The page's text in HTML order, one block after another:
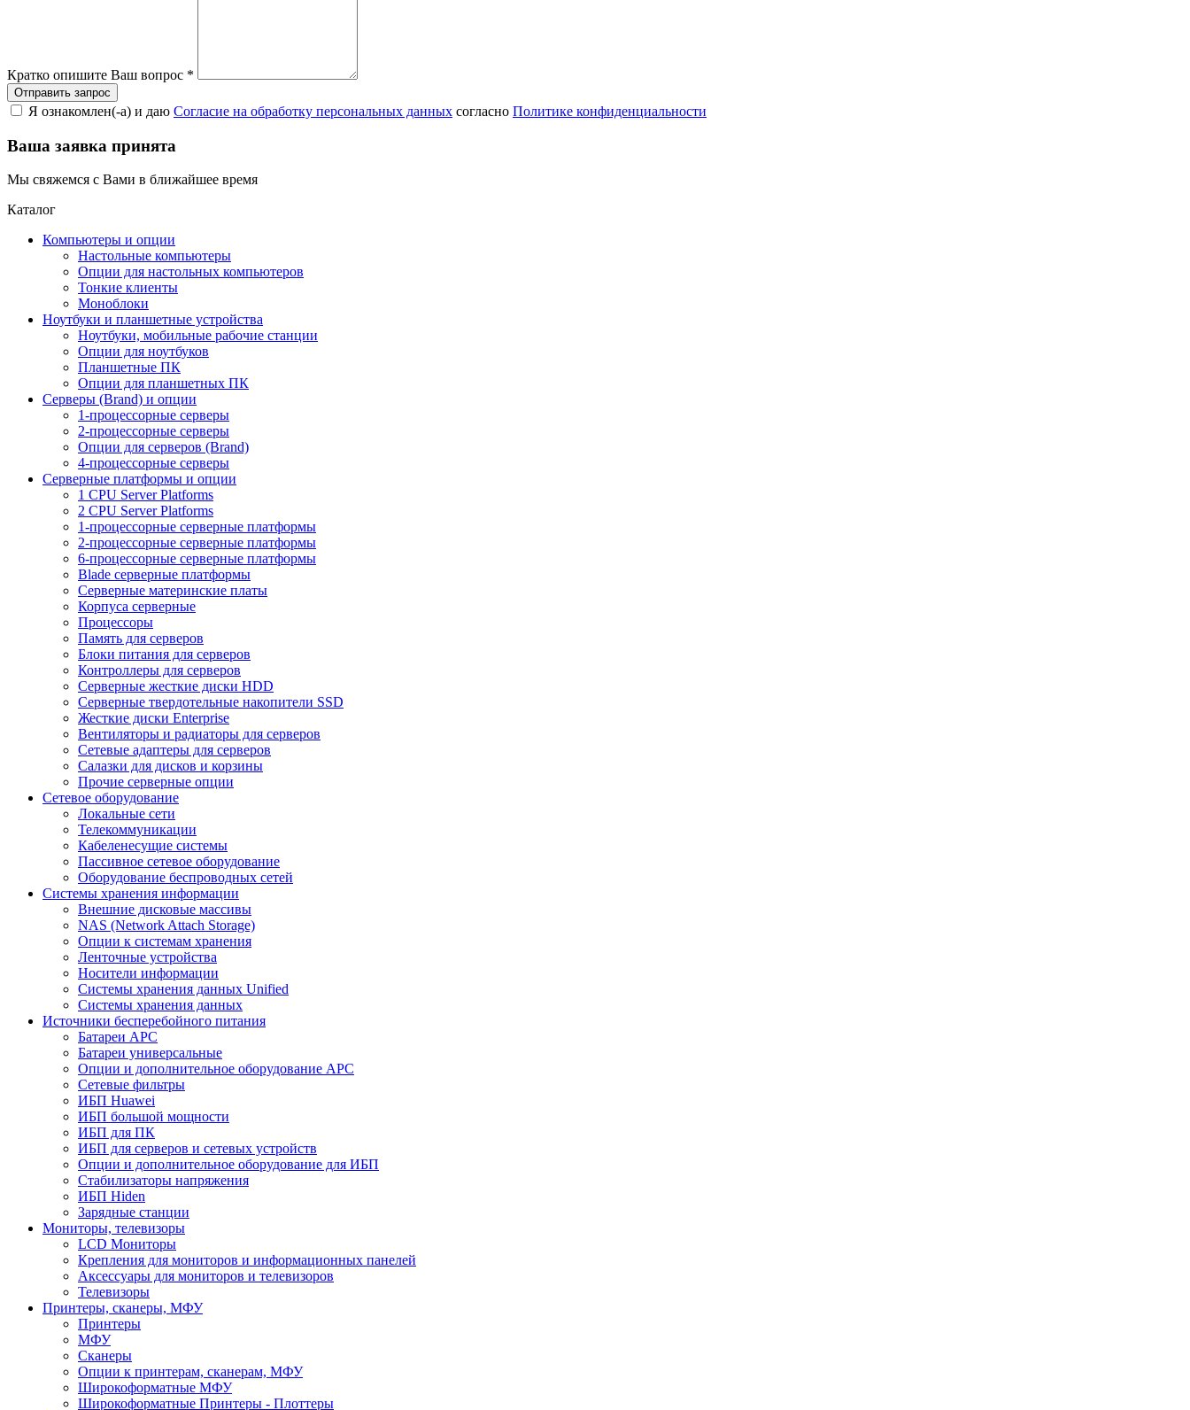
Кратко опишите Ваш вопрос *
Я ознакомлен(-а) и даю Согласие на обработку персональных данных согласно Политике конфиденциальности
Ваша заявка принята
Мы свяжемся с Вами в ближайшее время
Каталог
Компьютеры и опции
Настольные компьютеры
Опции для настольных компьютеров
Тонкие клиенты
Моноблоки
Ноутбуки и планшетные устройства
Ноутбуки, мобильные рабочие станции
Опции для ноутбуков
Планшетные ПК
Опции для планшетных ПК
Серверы (Brand) и опции
1-процессорные серверы
2-процессорные серверы
Опции для серверов (Brand)
4-процессорные серверы
Серверные платформы и опции
1 CPU Server Platforms
2 CPU Server Platforms
1-процессорные серверные платформы
2-процессорные серверные платформы
6-процессорные серверные платформы
Blade серверные платформы
Серверные материнские платы
Корпуса серверные
Процессоры
Память для серверов
Блоки питания для серверов
Контроллеры для серверов
Серверные жесткие диски HDD
Серверные твердотельные накопители SSD
Жесткие диски Enterprise
Вентиляторы и радиаторы для серверов
Сетевые адаптеры для серверов
Салазки для дисков и корзины
Прочие серверные опции
Сетевое оборудование
Локальные сети
Телекоммуникации
Кабеленесущие системы
Пассивное сетевое оборудование
Оборудование беспроводных сетей
Системы хранения информации
Внешние дисковые массивы
NAS (Network Attach Storage)
Опции к системам хранения
Ленточные устройства
Носители информации
Системы хранения данных Unified
Системы хранения данных
Источники бесперебойного питания
Батареи APC
Батареи универсальные
Опции и дополнительное оборудование АРС
Сетевые фильтры
ИБП Huawei
ИБП большой мощности
ИБП для ПК
ИБП для серверов и сетевых устройств
Опции и дополнительное оборудование для ИБП
Стабилизаторы напряжения
ИБП Hiden
Зарядные станции
Мониторы, телевизоры
LCD Мониторы
Крепления для мониторов и информационных панелей
Аксессуары для мониторов и телевизоров
Телевизоры
Принтеры, сканеры, МФУ
Принтеры
МФУ
Сканеры
Опции к принтерам, сканерам, МФУ
Широкоформатные МФУ
Широкоформатные Принтеры - Плоттеры